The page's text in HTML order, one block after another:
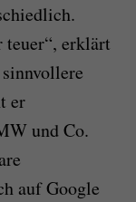
teuer“, erklärt
er
und Co.
auf Google